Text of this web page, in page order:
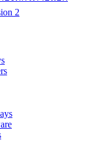
2